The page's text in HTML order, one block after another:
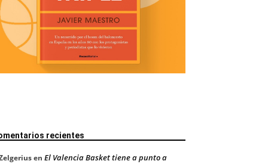
recientes
en El Valencia Basket tiene a punto a